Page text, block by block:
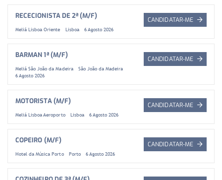
RECECIONISTA DE 2ª (M/F)
Meliá Lisboa Oriente Lisboa 6 Agosto 2026
CANDIDATAR-ME
BARMAN 1ª (M/F)
Meliá São João da Madeira
São João da Madeira
6 Agosto 2026
CANDIDATAR-ME
MOTORISTA (M/F)
Meliá Lisboa Aeroporto Lisboa 6 Agosto 2026
CANDIDATAR-ME
COPEIRO (M/F)
Hotel da Música Porto Porto 6 Agosto 2026
CANDIDATAR-ME